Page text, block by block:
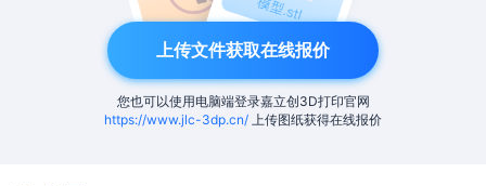
上传文件获取在线报价
您也可以使用电脑端登录嘉立创3D打印官网
https://www.jlc-3dp.cn/ 上传图纸获得在线报价